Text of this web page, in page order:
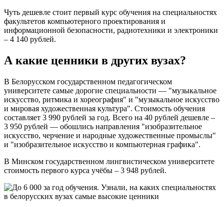
Чуть дешевле стоит первый курс обучения на специальностях
факультетов компьютерного проектирования и
информационной безопасности, радиотехники и электроники
– 4 140 рублей.
А какие ценники в других вузах?
В Белорусском государственном педагогическом
университете самые дорогие специальности — "музыкальное
искусство, ритмика и хореография" и "музыкальное искусство
и мировая художественная культура". Стоимость обучения
составляет 3 990 рублей за год. Всего на 40 рублей дешевле –
3 950 рублей — обошлись направления "изобразительное
искусство, черчение и народные художественные промыслы"
и "изобразительное искусство и компьютерная графика".
В Минском государственном лингвистическом университете
стоимость первого курса учёбы – 3 948 рублей.